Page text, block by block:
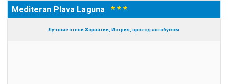
Mediteran Plava Laguna* * *
Лучшие отели Хорватии, Истрия, проезд автобусом